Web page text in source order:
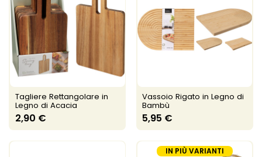
Tagliere Rettangolare in
Legno di Acacia
2,90 €
Vassoio Rigato in Legno di
Bambù
5,95 €
IN PIÙ VARIANTI